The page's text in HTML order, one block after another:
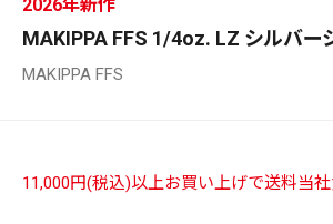
2026年新作
MAKIPPA FFS 1/4oz. LZ シルバー
MAKIPPA FFS
11,000円(税込)以上お買い上げで送料当社